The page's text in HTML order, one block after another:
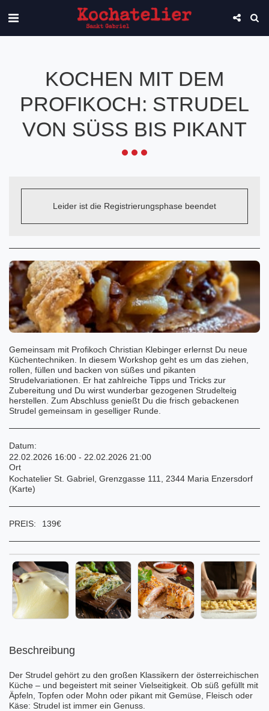
KOCHEN MIT DEM
PROFIKOCH: STRUDEL
VON SÜSS BIS PIKANT
Leider ist die Registrierungsphase beendet
Gemeinsam mit Profikoch Christian Klebinger erlernst Du neue
Küchentechniken. In diesem Workshop geht es um das ziehen,
rollen, füllen und backen von süßes und pikanten
Strudelvariationen. Er hat zahlreiche Tipps und Tricks zur
Zubereitung und Du wirst wunderbar gezogenen Strudelteig
herstellen. Zum Abschluss genießt Du die frisch gebackenen
Strudel gemeinsam in geselliger Runde.
Datum:
22.02.2026 16:00 - 22.02.2026 21:00
Ort
Kochatelier St. Gabriel, Grenzgasse 111, 2344 Maria Enzersdorf
(Karte)
PREIS: 139€
Beschreibung
Der Strudel gehört zu den großen Klassikern der österreichischen
Küche – und begeistert mit seiner Vielseitigkeit. Ob süß gefüllt mit
Äpfeln, Topfen oder Mohn oder pikant mit Gemüse, Fleisch oder
Käse: Strudel ist immer ein Genuss.